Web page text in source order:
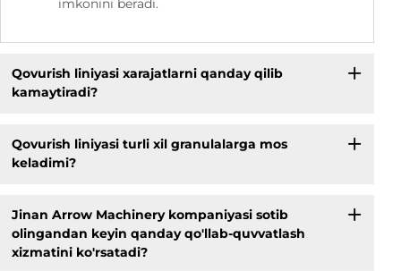
Qovurish liniyasi xarajatlarni qanday qilib
kamaytiradi?
Qovurish liniyasi turli xil granulalarga mos
keladimi?
Jinan Arrow Machinery kompaniyasi sotib
olingandan keyin qanday qo'llab-quvvatlash
xizmatini ko'rsatadi?